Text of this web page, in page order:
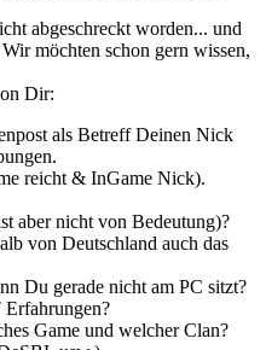
abgeschreckt worden... und
möchten schon gern wissen,
Dir:
als Betreff Deinen Nick
reicht & InGame Nick).
aber nicht von Bedeutung)?
von Deutschland auch das
Du gerade nicht am PC sitzt?
Erfahrungen?
Game und welcher Clan?